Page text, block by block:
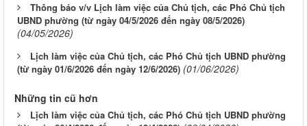
Thông báo v/v Lịch làm việc của Chủ tịch, các Phó Chủ tịch
UBND phường (từ ngày 04/5/2026 đến ngày 08/5/2026)
(04/05/2026)
Lịch làm việc của Chủ tịch, các Phó Chủ tịch UBND phường
(từ ngày 01/6/2026 đến ngày 12/6/2026) (01/06/2026)
Những tin cũ hơn
Lịch làm việc của Chủ tịch, các Phó Chủ tịch UBND phường